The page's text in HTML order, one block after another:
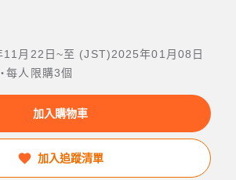
11月22日~至 (JST)2025年01月08日
每人限購3個
加入購物車
加入追蹤清單